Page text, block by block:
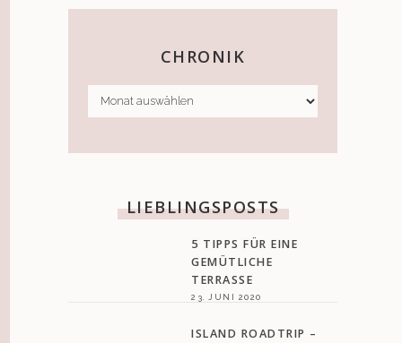
CHRONIK
CHRONIK
LIEBLINGSPOSTS
5 TIPPS FÜR EINE
GEMÜTLICHE
TERRASSE
23. JUNI 2020
ISLAND ROADTRIP –